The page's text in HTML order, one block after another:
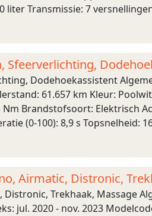
Transmissie: 7
Sfeerverlichting,
Dodehoekassistent
61.657 km Kleur:
Brandstofsoort: Elektrisch
(0-100): 8,9 s Topsnelheid:
Airmatic, Distronic,
Distronic, Trekhaak, Massage
jul. 2020 - nov. 2023